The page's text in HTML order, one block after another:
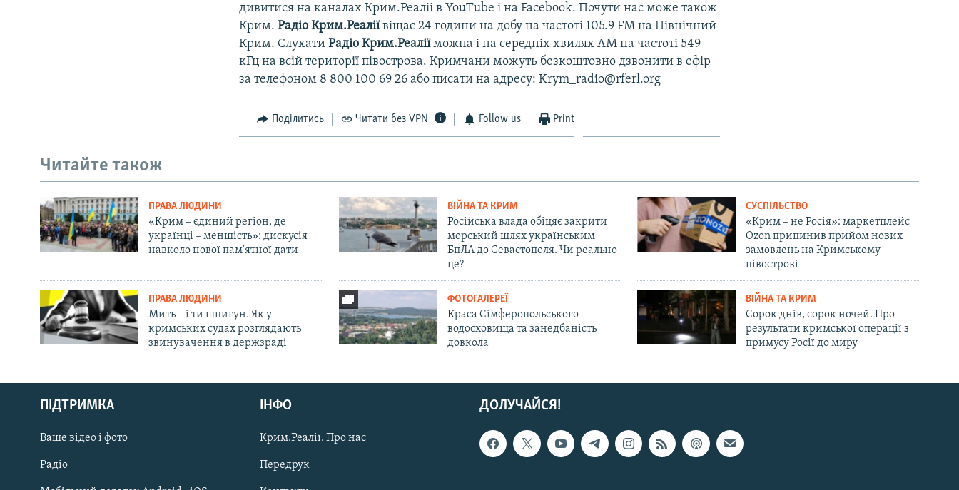
Русский
Qırımtatar
ДОЛУЧАЙСЯ!
дивитися на каналах Крим.Реаліі в YouTube і на Facebook. Почути нас може також
Крим.Радіо Крим.Реаліївіщає 24 години на добу на частоті 105.9 FM на Північний
Крим. СлухатиРадіо Крим.Реаліїможна і на середніх хвилях АМ на частоті 549
кГц на всій території півострова. Кримчани можуть безкоштовно дзвонити в ефір
за телефоном 8 800 100 69 26 або писати на адресу: Krym_radio@rferl.org
Поділитись Читати без VPN Follow us Print
Читайте також
ПРАВА ЛЮДИНИ
«Крим – єдиний регіон, де
українці – меншість»: дискусія
навколо нової пам'ятної дати
ВІЙНА ТА КРИМ
Російська влада обіцяє закрити
морський шлях українським
БпЛА до Севастополя. Чи реально
це?
СУСПІЛЬСТВО
«Крим – не Росія»: маркетплейс
Ozon припинив прийом нових
замовлень на Кримському
півострові
ПРАВА ЛЮДИНИ
Мить – і ти шпигун. Як у
кримських судах розглядають
звинувачення в держзраді
ФОТОГАЛЕРЕЇ
Краса Сімферопольського
водосховища та занедбаність
довкола
ВІЙНА ТА КРИМ
Сорок днів, сорок ночей. Про
результати кримської операції з
примусу Росії до миру
ДОЛУЧАЙСЯ!
ПІДТРИМКА
Ваше відео і фото
Радіо
ІНФО
Крим.Реалії. Про нас
Передрук